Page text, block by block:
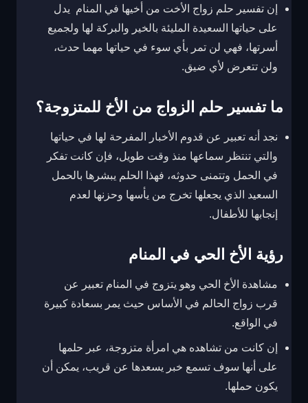
إن تفسير حلم زواج الأخت من أخيها في المنام يدل
على حياتها السعيدة المليئة بالخير والبركة لها ولجميع
أسرتها، فهي لن تمر بأي سوء في حياتها مهما حدث،
ولن تتعرض لأي ضيق.
ما تفسير حلم الزواج من الأخ للمتزوجة؟
نجد أنه تعبير عن قدوم الأخبار المفرحة لها في حياتها
والتي تنتظر سماعها منذ وقت طويل، فإن كانت تفكر
في الحمل وتتمنى حدوثه، فهذا الحلم يبشرها بالحمل
السعيد الذي يجعلها تخرج من يأسها وحزنها لعدم
إنجابها للأطفال.
رؤية الأخ الحي في المنام
مشاهدة الأخ الحي وهو يتزوج في المنام تعبير عن
قرب زواج الحالم في الأساس حيث يمر بسعادة كبيرة
في الواقع.
إن كانت من تشاهده هي امرأة متزوجة، عبر حلمها
على أنها سوف تسمع خبر يسعدها عن قريب، يمكن أن
يكون حملها.